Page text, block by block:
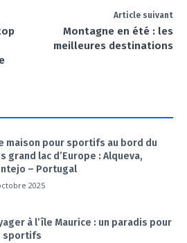
Article suivant
Montagne en été : les
meilleures destinations
maison pour sportifs au bord du
grand lac d’Europe : Alqueva,
– Portugal
2025
à l’île Maurice : un paradis pour
sportifs